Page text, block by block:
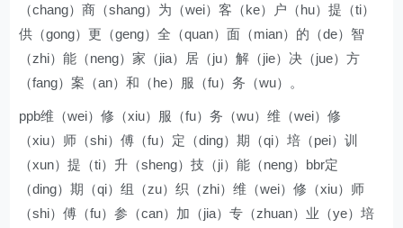
（chang）商（shang）为（wei）客（ke）户（hu）提（ti）
供（gong）更（geng）全（quan）面（mian）的（de）智
（zhi）能（neng）家（jia）居（ju）解（jie）决（jue）方
（fang）案（an）和（he）服（fu）务（wu）。
ppb维（wei）修（xiu）服（fu）务（wu）维（wei）修
（xiu）师（shi）傅（fu）定（ding）期（qi）培（pei）训
（xun）提（ti）升（sheng）技（ji）能（neng）bbr定
（ding）期（qi）组（zu）织（zhi）维（wei）修（xiu）师
（shi）傅（fu）参（can）加（jia）专（zhuan）业（ye）培